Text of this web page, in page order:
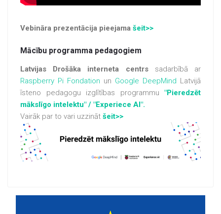
Vebināra prezentācija pieejama šeit>>
Mācību programma pedagogiem
Latvijas Drošāka interneta centrssadarbībā ar
Raspberry Pi Fondation un Google DeepMind Latvijā
īsteno pedagogu izglītības programmu "Pieredzēt
mākslīgo intelektu" / "Experiece AI".
Vairāk par to vari uzzināt šeit>>